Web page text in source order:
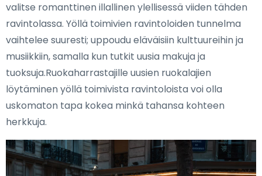
valitse romanttinen illallinen ylellisessä viiden tähden
ravintolassa. Yöllä toimivien ravintoloiden tunnelma
vaihtelee suuresti; uppoudu eläväisiin kulttuureihin ja
musiikkiin, samalla kun tutkit uusia makuja ja
tuoksuja.Ruokaharrastajille uusien ruokalajien
löytäminen yöllä toimivista ravintoloista voi olla
uskomaton tapa kokea minkä tahansa kohteen
herkkuja.